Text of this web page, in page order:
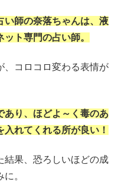
い師の奈落ちゃんは、液
ト専門の占い師。
、コロコロ変わる表情が
あり、ほどよ～く毒のあ
れてくれる所が良い！
結果、恐ろしいほどの成
。